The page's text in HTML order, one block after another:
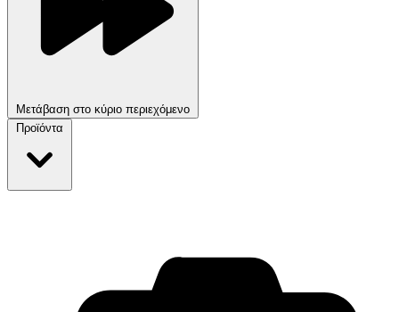
Μετάβαση στο κύριο περιεχόμενο
Προϊόντα